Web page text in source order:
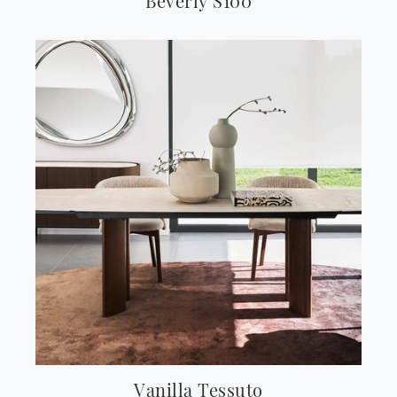
Vanilla Tessuto